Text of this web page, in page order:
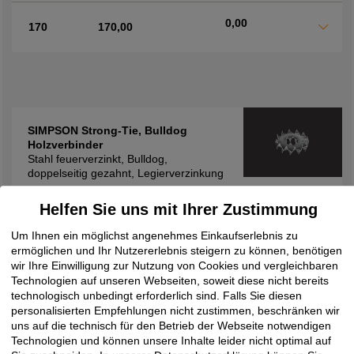
170 170,00 0,00
SIMPSON Strong-Tie, Bulldog
Holzverbinder
Stahl feuerverzinkt, Bulldog,
doppelseitig gezahnt, Legierverzinkung
Typ Länge mm Breite mm
D 50 A-VZ 0,00 0,00
Helfen Sie uns mit Ihrer Zustimmung
Um Ihnen ein möglichst angenehmes Einkaufserlebnis zu
ermöglichen und Ihr Nutzererlebnis steigern zu können, benötigen
wir Ihre Einwilligung zur Nutzung von Cookies und vergleichbaren
Technologien auf unseren Webseiten, soweit diese nicht bereits
technologisch unbedingt erforderlich sind. Falls Sie diesen
personalisierten Empfehlungen nicht zustimmen, beschränken wir
uns auf die technisch für den Betrieb der Webseite notwendigen
Technologien und können unsere Inhalte leider nicht optimal auf